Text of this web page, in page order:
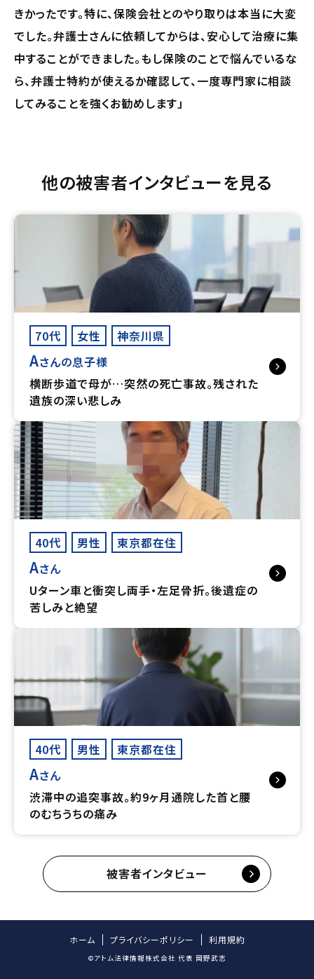
きかったです。特に、保険会社とのやり取りは本当に大変
でした。弁護士さんに依頼してからは、安心して治療に集
中することができました。もし保険のことで悩んでいるな
ら、弁護士特約が使えるか確認して、一度専門家に相談
してみることを強くお勧めします」
他の被害者インタビューを見る
70代 女性 神奈川県
Aさんの息子様
横断歩道で母が…突然の死亡事故。残された
遺族の深い悲しみ
40代 男性 東京都在住
Aさん
Uターン車と衝突し両手・左足骨折。後遺症の
苦しみと絶望
40代 男性 東京都在住
Aさん
渋滞中の追突事故。約9ヶ月通院した首と腰
のむちうちの痛み
被害者インタビュー
ホーム プライバシーポリシー 利用規約
©アトム法律情報株式会社 代表 岡野武志